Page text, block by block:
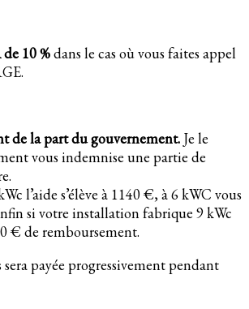
10 %dans le cas où vous faites appel
de la part du gouvernement. Je le
vous indemnise une partie de
l’aide s’élève à 1140 €, à 6 kWC vous
si votre installation fabrique 9 kWc
€ de remboursement.
payée progressivement pendant